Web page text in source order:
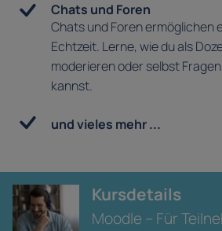
Chats und Foren
Chats und Foren ermöglichen
Echtzeit. Lerne, wie du als
moderieren oder selbst
kannst.
und vieles mehr ...
Kursdetails
Moodle – Für